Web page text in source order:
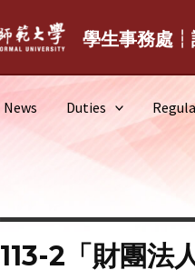
學生事務處┆
News Duties
113-2「財團法